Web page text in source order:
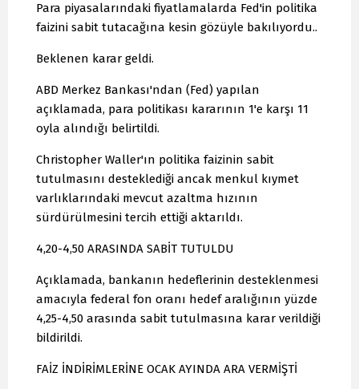
Para piyasalarındaki fiyatlamalarda Fed'in politika
faizini sabit tutacağına kesin gözüyle bakılıyordu..
Beklenen karar geldi.
ABD Merkez Bankası'ndan (Fed) yapılan
açıklamada, para politikası kararının 1'e karşı 11
oyla alındığı belirtildi.
Christopher Waller'ın politika faizinin sabit
tutulmasını desteklediği ancak menkul kıymet
varlıklarındaki mevcut azaltma hızının
sürdürülmesini tercih ettiği aktarıldı.
4,20-4,50 ARASINDA SABİT TUTULDU
Açıklamada, bankanın hedeflerinin desteklenmesi
amacıyla federal fon oranı hedef aralığının yüzde
4,25-4,50 arasında sabit tutulmasına karar verildiği
bildirildi.
FAİZ İNDİRİMLERİNE OCAK AYINDA ARA VERMİŞTİ